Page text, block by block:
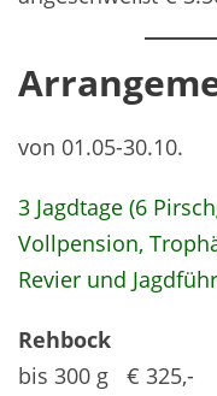
von 01.05-30.10.
3 Jagdtage (6
Vollpension,
Revier und
Rehbock
bis 300 g € 325,-